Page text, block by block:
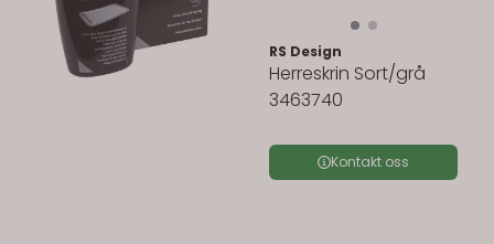
RS Design
Herreskrin Sort/grå
3463740
Kontakt oss